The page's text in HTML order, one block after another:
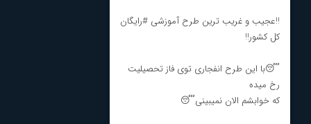
درباره ما
مشاوره انتخاب رشته